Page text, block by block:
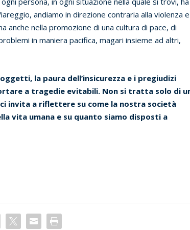
andiamo in direzione contraria alla violenza e
anche nella promozione di una cultura di pace, di
in maniera pacifica, magari insieme ad altri,
la paura dell’insicurezza e i pregiudizi
a tragedie evitabili. Non si tratta solo di
invita a riflettere su come la nostra società
vita umana e su quanto siamo disposti a